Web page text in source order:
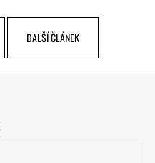
DALŠÍ ČLÁNEK